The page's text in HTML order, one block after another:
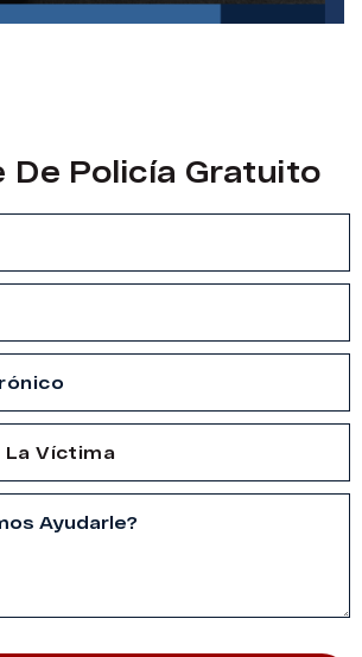
De Policía Gratuito